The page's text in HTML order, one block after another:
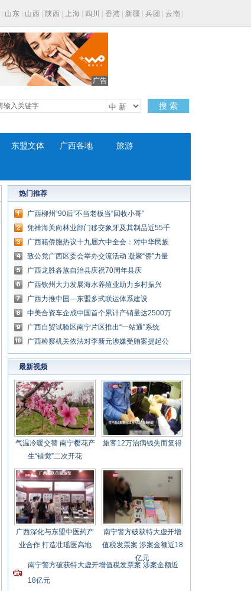
山东 山西 陕西 上海 四川 香港 新疆 兵团 云南
广告
搜 索
东盟文体 广西各地 旅游
热门推荐
广西柳州“90后”不当老板当“回收小哥”
凭祥海关向林业部门移交象牙及其制品近55千
克
广西籍侨胞热议十九届六中全会：对中华民族
实现伟大复兴充满期待
致公党广西区委会举办交流活动 凝聚“侨”力量
共谋发展
广西龙胜各族自治县庆祝70周年县庆
广西钦州大力发展海水养殖业助力乡村振兴
广西力推中国—东盟多式联运体系建设
中美合资车企成中国首个累计产销量达2500万
辆的单一车企
广西自贸试验区南宁片区推出“一站通”系统
广西检察机关依法对李新元涉嫌受贿案提起公
诉
最新视频
气温冷暖交替 南宁樱花产
生“错觉”二次开花
旅客12万治病钱失而复得
广西深化与东盟中医药产
业合作 打造壮瑶医高地
南宁警方破获特大虚开增
值税发票案 涉案金额近18
亿元
南宁警方破获特大虚开增值税发票案 涉案金额近
18亿元